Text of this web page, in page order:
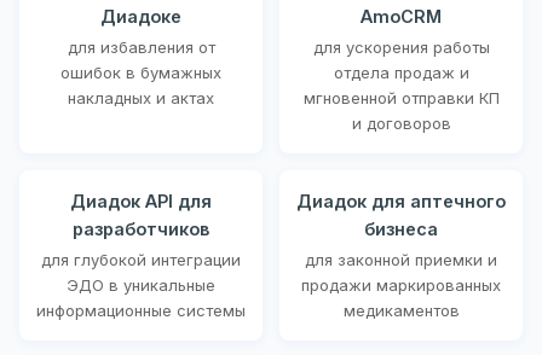
Диадоке
для избавления от
ошибок в бумажных
накладных и актах
AmoCRM
для ускорения работы
отдела продаж и
мгновенной отправки КП
и договоров
Диадок API для
разработчиков
для глубокой интеграции
ЭДО в уникальные
информационные системы
Диадок для аптечного
бизнеса
для законной приемки и
продажи маркированных
медикаментов